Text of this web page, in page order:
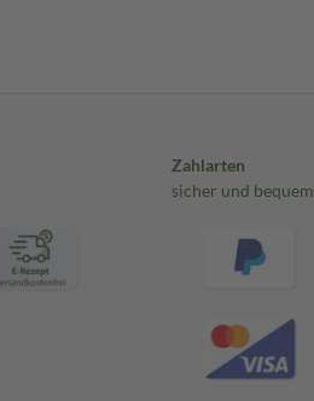
Zahlarten
sicher und bequem